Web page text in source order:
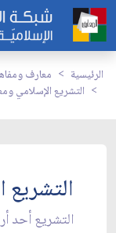
الرئيسية معارف
التشريع الإسلامي
التشريع
التشريع أحد